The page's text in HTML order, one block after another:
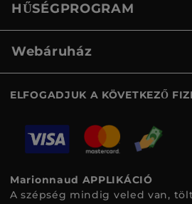
HŰSÉGPROGRAM
Webáruház
ELFOGADJUK A KÖVETKEZŐ
Marionnaud APPLIKÁCIÓ
A szépség mindig veled van,